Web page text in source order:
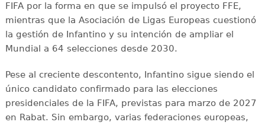
FIFA por la forma en que se impulsó el proyecto FFE,
mientras que la Asociación de Ligas Europeas cuestionó
la gestión de Infantino y su intención de ampliar el
Mundial a 64 selecciones desde 2030.
Pese al creciente descontento, Infantino sigue siendo el
único candidato confirmado para las elecciones
presidenciales de la FIFA, previstas para marzo de 2027
en Rabat. Sin embargo, varias federaciones europeas,